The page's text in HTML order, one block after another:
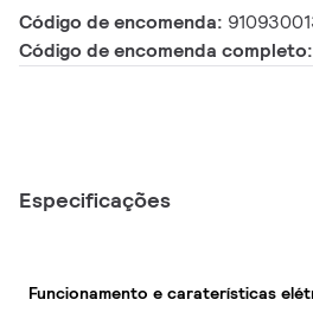
Código de encomenda:
Código de encomenda completo:
Especificações
Funcionamento e caraterísticas